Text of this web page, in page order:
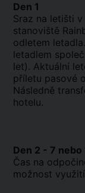
Den 1
Sraz na letišti
stanoviště
odletem
letadlem
let). Aktuální
příletu pasové
Následně
hotelu.
Den 2 - 7 nebo
Čas na
možnost